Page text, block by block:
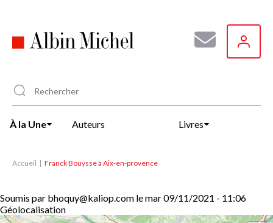
principal
À la Une Auteurs Livres
Accueil Franck Bouysse à Aix-en-provence
Soumis par bhoquy@kaliop.com lemar 09/11/2021 - 11:06
Géolocalisation